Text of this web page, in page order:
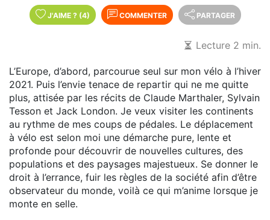
J'AIME ? (4) COMMENTER PARTAGER
Lecture 2 min.
L’Europe, d’abord, parcourue seul sur mon vélo à l’hiver
2021. Puis l’envie tenace de repartir qui ne me quitte
plus, attisée par les récits de Claude Marthaler, Sylvain
Tesson et Jack London. Je veux visiter les continents
au rythme de mes coups de pédales. Le déplacement
à vélo est selon moi une démarche pure, lente et
profonde pour découvrir de nouvelles cultures, des
populations et des paysages majestueux. Se donner le
droit à l’errance, fuir les règles de la société afin d’être
observateur du monde, voilà ce qui m’anime lorsque je
monte en selle.